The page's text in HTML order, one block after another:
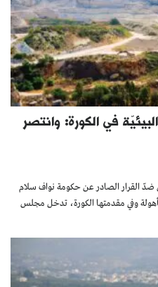
في الكورة: وانتصر
القرار الصادر عن حكومة نواف سلام
وفي مقدمتها الكورة، تدخل مجلس